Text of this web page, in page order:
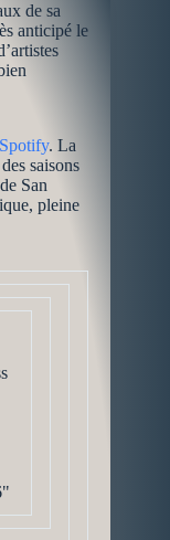
de sa
anticipé le
Spotify. La
saisons
San
pleine